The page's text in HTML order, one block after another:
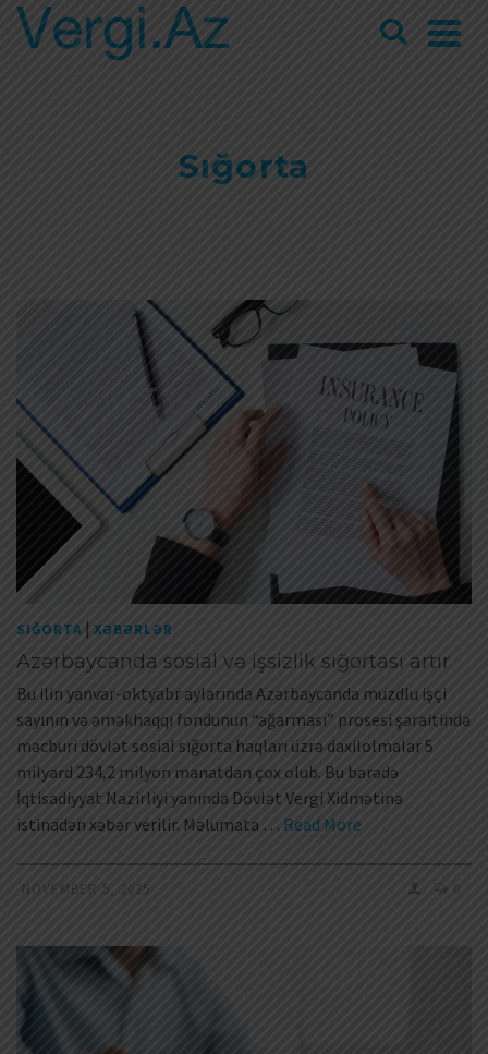
Sığorta
SIĞORTA | XƏBƏRLƏR
Azərbaycanda sosial və işsizlik sığortası artır
Bu ilin yanvar-oktyabr aylarında Azərbaycanda muzdlu işçi
sayının və əməkhaqqı fondunun “ağarması” prosesi şəraitində
məcburi dövlət sosial sığorta haqları üzrə daxilolmalar 5
milyard 234,2 milyon manatdan çox olub. Bu barədə
İqtisadiyyat Nazirliyi yanında Dövlət Vergi Xidmətinə
istinadən xəbər verilir. Məlumata … Read More
NOVEMBER 5, 2025 0